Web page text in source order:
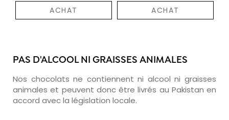
ACHAT ACHAT
PAS D'ALCOOL NI GRAISSES ANIMALES
Nos chocolats ne contiennent ni alcool ni graisses
animales et peuvent donc être livrés au Pakistan en
accord avec la législation locale.